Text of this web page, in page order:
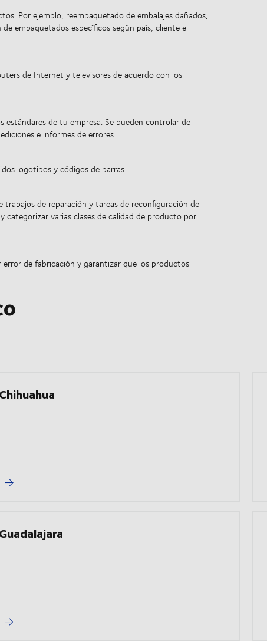
Por ejemplo, reempaquetado de embalajes dañados,
empaquetados específicos según país, cliente e
de Internet y televisores de acuerdo con los
de tu empresa. Se pueden controlar de
e informes de errores.
logotipos y códigos de barras.
de reparación y tareas de reconfiguración de
varias clases de calidad de producto por
error de fabricación y garantizar que los productos
Chihuahua
Guadalajara